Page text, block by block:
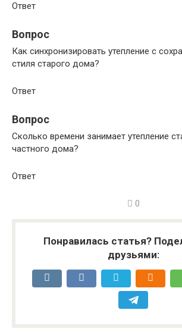
Ответ
Вопрос
Как синхронизировать утепление с
стиля старого дома?
Ответ
Вопрос
Сколько времени занимает утепление
частного дома?
Ответ
0
Понравилась статья?
друзьями: